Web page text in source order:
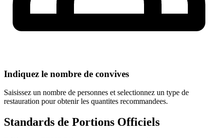
Indiquez le nombre de convives
Saisissez un nombre de personnes et selectionnez un type de
restauration pour obtenir les quantites recommandees.
Standards de Portions Officiels